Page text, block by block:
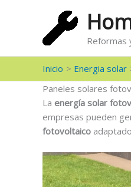
Reformas
Inicio Energia solar
Paneles solares
La energía solar
empresas pueden
fotovoltaico